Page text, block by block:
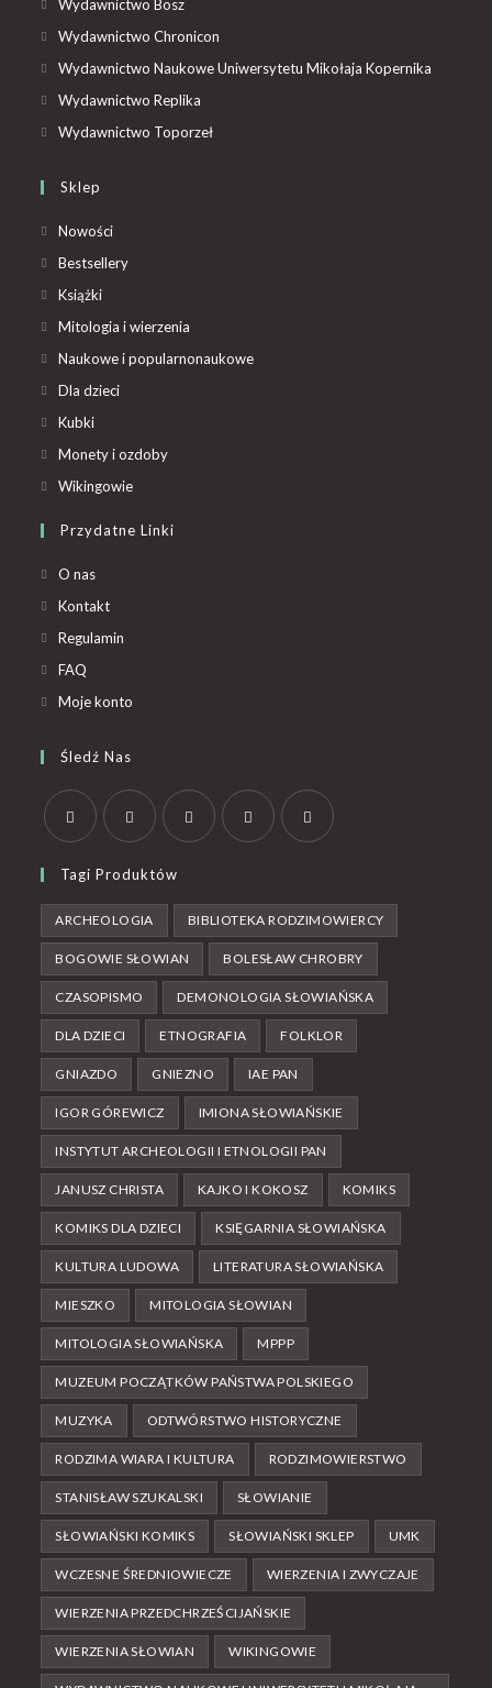
Wydawnictwo Bosz
Wydawnictwo Chronicon
Wydawnictwo Naukowe Uniwersytetu Mikołaja Kopernika
Wydawnictwo Replika
Wydawnictwo Toporzeł
Sklep
Nowości
Bestsellery
Książki
Mitologia i wierzenia
Naukowe i popularnonaukowe
Dla dzieci
Kubki
Monety i ozdoby
Wikingowie
Przydatne Linki
O nas
Kontakt
Regulamin
FAQ
Moje konto
Śledź Nas
Tagi Produktów
ARCHEOLOGIA BIBLIOTEKA RODZIMOWIERCY
BOGOWIE SŁOWIAN BOLESŁAW CHROBRY
CZASOPISMO DEMONOLOGIA SŁOWIAŃSKA
DLA DZIECI ETNOGRAFIA FOLKLOR
GNIAZDO GNIEZNO IAE PAN
IGOR GÓREWICZ IMIONA SŁOWIAŃSKIE
INSTYTUT ARCHEOLOGII I ETNOLOGII PAN
JANUSZ CHRISTA KAJKO I KOKOSZ KOMIKS
KOMIKS DLA DZIECI KSIĘGARNIA SŁOWIAŃSKA
KULTURA LUDOWA LITERATURA SŁOWIAŃSKA
MIESZKO MITOLOGIA SŁOWIAN
MITOLOGIA SŁOWIAŃSKA MPPP
MUZEUM POCZĄTKÓW PAŃSTWA POLSKIEGO
MUZYKA ODTWÓRSTWO HISTORYCZNE
RODZIMA WIARA I KULTURA RODZIMOWIERSTWO
STANISŁAW SZUKALSKI SŁOWIANIE
SŁOWIAŃSKI KOMIKS SŁOWIAŃSKI SKLEP UMK
WCZESNE ŚREDNIOWIECZE WIERZENIA I ZWYCZAJE
WIERZENIA PRZEDCHRZEŚCIJAŃSKIE
WIERZENIA SŁOWIAN WIKINGOWIE